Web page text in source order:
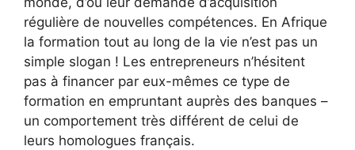
régulière de nouvelles compétences. En Afrique
la formation tout au long de la vie n’est pas un
simple slogan ! Les entrepreneurs n’hésitent
pas à financer par eux-mêmes ce type de
formation en empruntant auprès des banques –
un comportement très différent de celui de
leurs homologues français.